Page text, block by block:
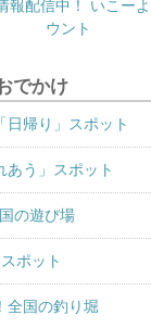
でかけ
日帰り」スポット
あう」スポット
の遊び場
ポット
全国の釣り堀